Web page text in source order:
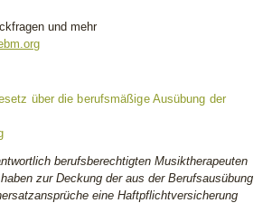
und mehr
über die berufsmäßige Ausübung der
berufsberechtigten Musiktherapeuten
zur Deckung der aus der Berufsausübung
eine Haftpflichtversicherung